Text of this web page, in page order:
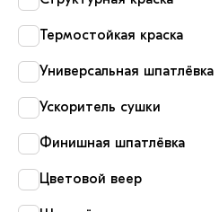
Термостойкая краска
Универсальная шпатлёвка
Ускоритель сушки
Финишная шпатлёвка
Цветовой веер